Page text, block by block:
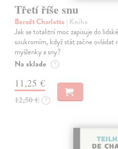
Třetí říše snu
Beradt Charlotte | Kniha
Jak se totalitní moc zapisuje do
soukromím, když stát začne ovládat
myšlenky a sny?
Na sklade ?
11,25 €
12,50 € ?